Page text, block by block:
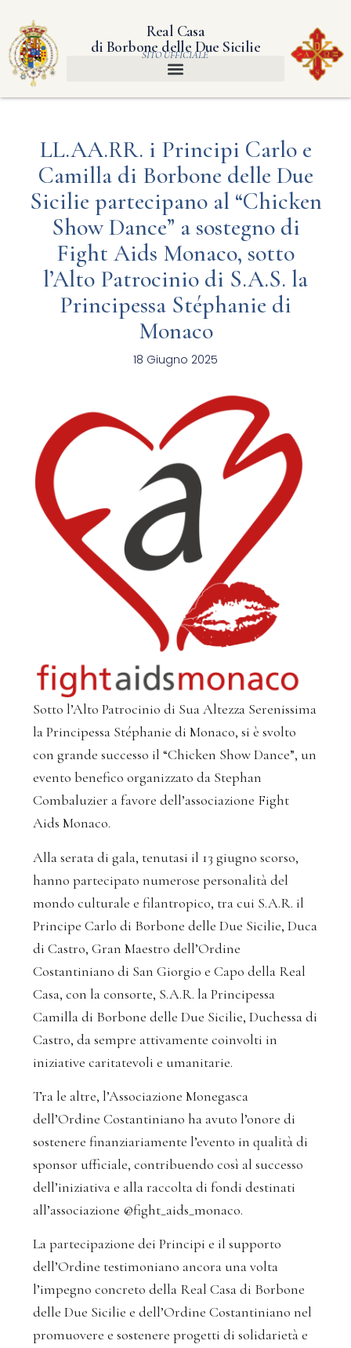
Real Casa
di Borbone delle Due Sicilie
SITO UFFICIALE
LL.AA.RR. i Principi Carlo e
Camilla di Borbone delle Due
Sicilie partecipano al “Chicken
Show Dance” a sostegno di
Fight Aids Monaco, sotto
l’Alto Patrocinio di S.A.S. la
Principessa Stéphanie di
Monaco
18 Giugno 2025
Sotto l’Alto Patrocinio di Sua Altezza Serenissima
la Principessa Stéphanie di Monaco, si è svolto
con grande successo il “Chicken Show Dance”, un
evento benefico organizzato da Stephan
Combaluzier a favore dell’associazione Fight
Aids Monaco.
Alla serata di gala, tenutasi il 13 giugno scorso,
hanno partecipato numerose personalità del
mondo culturale e filantropico, tra cui S.A.R. il
Principe Carlo di Borbone delle Due Sicilie, Duca
di Castro, Gran Maestro dell’Ordine
Costantiniano di San Giorgio e Capo della Real
Casa, con la consorte, S.A.R. la Principessa
Camilla di Borbone delle Due Sicilie, Duchessa di
Castro, da sempre attivamente coinvolti in
iniziative caritatevoli e umanitarie.
Tra le altre, l’Associazione Monegasca
dell’Ordine Costantiniano ha avuto l’onore di
sostenere finanziariamente l’evento in qualità di
sponsor ufficiale, contribuendo così al successo
dell’iniziativa e alla raccolta di fondi destinati
all’associazione @fight_aids_monaco.
La partecipazione dei Principi e il supporto
dell’Ordine testimoniano ancora una volta
l’impegno concreto della Real Casa di Borbone
delle Due Sicilie e dell’Ordine Costantiniano nel
promuovere e sostenere progetti di solidarietà e